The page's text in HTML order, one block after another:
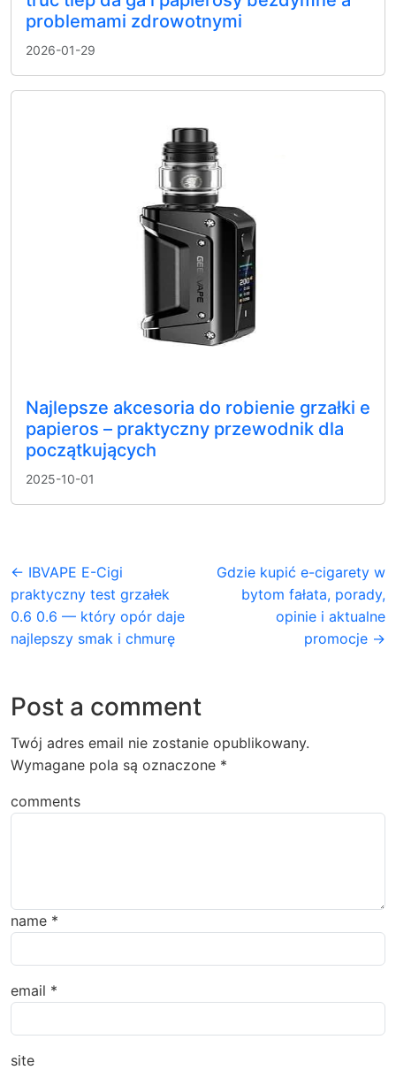
problemami zdrowotnymi
2026-01-29
Najlepsze akcesoria do robienie grzałki e
papieros – praktyczny przewodnik dla
początkujących
2025-10-01
← IBVAPE E-Cigi
praktyczny test grzałek
0.6 0.6 — który opór daje
najlepszy smak i chmurę
Gdzie kupić e-cigarety w
bytom fałata, porady,
opinie i aktualne
promocje →
Post a comment
Twój adres email nie zostanie opublikowany.
Wymagane pola są oznaczone *
comments
name *
email *
site